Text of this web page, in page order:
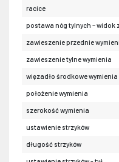
racice
postawa nóg tylnych – widok
zawieszenie przednie
zawieszenie tylne wymienia
więzadło środkowe wymienia
położenie wymienia
szerokość wymienia
ustawienie strzyków
długość strzyków